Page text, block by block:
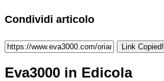
Condividi articolo
Link Copied!
Eva3000 in Edicola